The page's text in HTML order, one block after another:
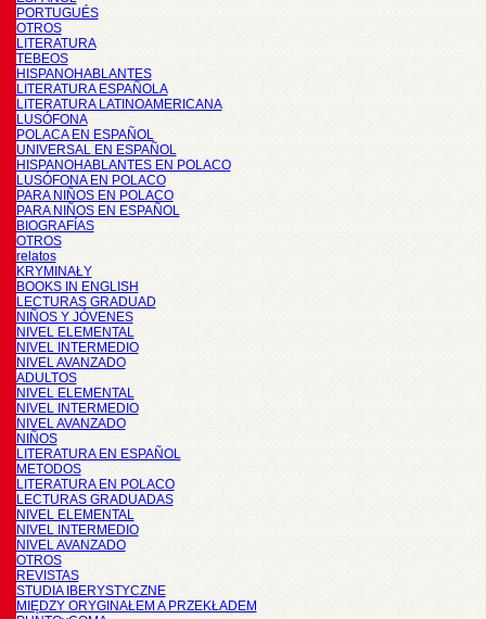
PORTUGUÉS
OTROS
LITERATURA
TEBEOS
HISPANOHABLANTES
LITERATURA ESPAÑOLA
LITERATURA LATINOAMERICANA
LUSÓFONA
POLACA EN ESPAÑOL
UNIVERSAL EN ESPAÑOL
HISPANOHABLANTES EN POLACO
LUSÓFONA EN POLACO
PARA NIÑOS EN POLACO
PARA NIÑOS EN ESPAÑOL
BIOGRAFÍAS
OTROS
relatos
KRYMINAŁY
BOOKS IN ENGLISH
LECTURAS GRADUAD
NIÑOS Y JÓVENES
NIVEL ELEMENTAL
NIVEL INTERMEDIO
NIVEL AVANZADO
ADULTOS
NIVEL ELEMENTAL
NIVEL INTERMEDIO
NIVEL AVANZADO
NIÑOS
LITERATURA EN ESPAÑOL
METODOS
LITERATURA EN POLACO
LECTURAS GRADUADAS
NIVEL ELEMENTAL
NIVEL INTERMEDIO
NIVEL AVANZADO
OTROS
REVISTAS
STUDIA IBERYSTYCZNE
MIĘDZY ORYGINAŁEM A PRZEKŁADEM